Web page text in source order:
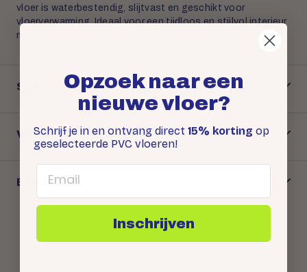
vloer is waterbestendig, slijtvast en geschikt voor
vloerverwarming. Ideaal voor een tijdloos en stijlvol interieur
met karakter.
Specificaties
Verzenden & Retour
Betalen op jouw manier
Opzoek naar een
nieuwe vloer?
Schrijf je in en ontvang direct 15% korting op
geselecteerde PVC vloeren!
Email
Inschrijven